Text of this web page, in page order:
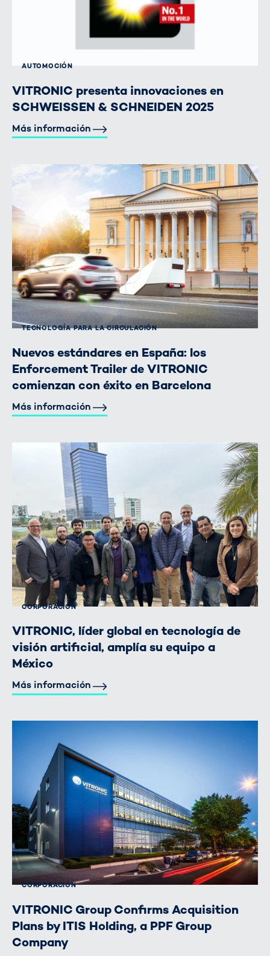
AUTOMOCIÓN
VITRONIC presenta innovaciones en
SCHWEISSEN & SCHNEIDEN 2025
Más información
TECNOLOGÍA PARA LA CIRCULACIÓN
Nuevos estándares en España: los
Enforcement Trailer de VITRONIC
comienzan con éxito en Barcelona
Más información
CORPORACIÓN
VITRONIC, líder global en tecnología de
visión artificial, amplía su equipo a
México
Más información
CORPORACIÓN
VITRONIC Group Confirms Acquisition
Plans by ITIS Holding, a PPF Group
Company